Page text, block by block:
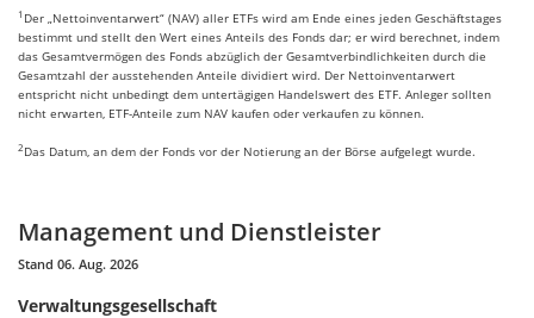
1 Der „Nettoinventarwert“ (NAV) aller ETFs wird am Ende eines jeden Geschäftstages
bestimmt und stellt den Wert eines Anteils des Fonds dar; er wird berechnet, indem
das Gesamtvermögen des Fonds abzüglich der Gesamtverbindlichkeiten durch die
Gesamtzahl der ausstehenden Anteile dividiert wird. Der Nettoinventarwert
entspricht nicht unbedingt dem untertägigen Handelswert des ETF. Anleger sollten
nicht erwarten, ETF-Anteile zum NAV kaufen oder verkaufen zu können.
2 Das Datum, an dem der Fonds vor der Notierung an der Börse aufgelegt wurde.
Management und Dienstleister
Stand 06. Aug. 2026
Verwaltungsgesellschaft